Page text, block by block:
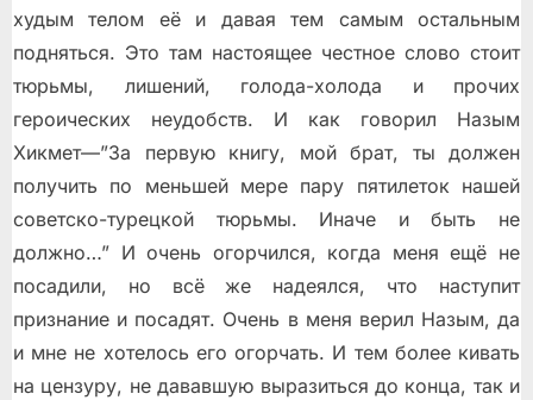
худым телом её и давая тем самым остальным
подняться. Это там настоящее честное слово стоит
тюрьмы, лишений, голода-холода и прочих
героических неудобств. И как говорил Назым
Хикмет—”3а первую книгу, мой брат, ты должен
получить по меньшей мере пару пятилеток нашей
советско-турецкой тюрьмы. Иначе и быть не
должно…” И очень огорчился, когда меня ещё не
посадили, но всё же надеялся, что наступит
признание и посадят. Очень в меня верил Назым, да
и мне не хотелось его огорчать. И тем более кивать
на цензуру, не дававшую выразиться до конца, так и